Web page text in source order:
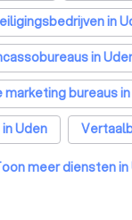
in
in
marketing bureaus
Uden
specialisten in
meer diensten in